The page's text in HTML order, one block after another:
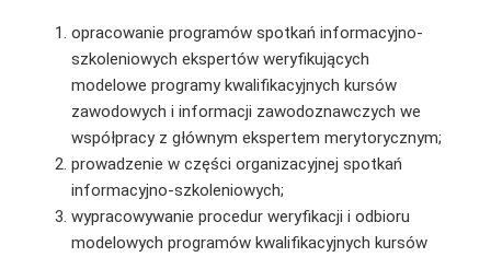
opracowanie programów spotkań informacyjno-
szkoleniowych ekspertów weryfikujących
modelowe programy kwalifikacyjnych kursów
zawodowych i informacji zawodoznawczych we
współpracy z głównym ekspertem merytorycznym;
prowadzenie w części organizacyjnej spotkań
informacyjno-szkoleniowych;
wypracowywanie procedur weryfikacji i odbioru
modelowych programów kwalifikacyjnych kursów